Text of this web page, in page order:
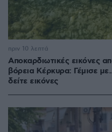
Αποκαρδιωτικές εικόνες
βόρεια Κέρκυρα: Γέμισε
δείτε εικόνες
πριν 10 λεπτά